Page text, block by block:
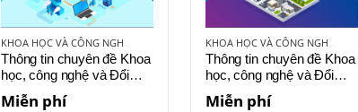
KHOA HỌC VÀ CÔNG NGHỆ VIỆT NAM
Thông tin chuyên đề Khoa
học, công nghệ và Đổi
mới sáng tạo số 8-2023
Miễn phí
KHOA HỌC VÀ CÔNG NGHỆ VIỆT NAM
Thông tin chuyên đề Khoa
học, công nghệ và Đổi
mới sáng tạo số 9-2023
Miễn phí